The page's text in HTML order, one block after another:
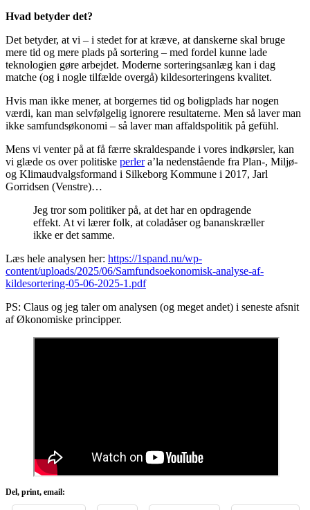
Hvad betyder det?
Det betyder, at vi – i stedet for at kræve, at danskerne skal bruge
mere tid og mere plads på sortering – med fordel kunne lade
teknologien gøre arbejdet. Moderne sorteringsanlæg kan i dag
matche (og i nogle tilfælde overgå) kildesorteringens kvalitet.
Hvis man ikke mener, at borgernes tid og boligplads har nogen
værdi, kan man selvfølgelig ignorere resultaterne. Men så laver man
ikke samfundsøkonomi – så laver man affaldspolitik på gefühl.
Mens vi venter på at få færre skraldespande i vores indkørsler, kan
vi glæde os over politiske perlera’la nedenstående fra Plan-, Miljø-
og Klimaudvalgsformand i Silkeborg Kommune i 2017, Jarl
Gorridsen (Venstre)…
Jeg tror som politiker på, at det har en opdragende
effekt. At vi lærer folk, at coladåser og bananskræller
ikke er det samme.
Læs hele analysen her: https://1spand.nu/wp-
content/uploads/2025/06/Samfundsoekonomisk-analyse-af-
kildesortering-05-06-2025-1.pdf
PS: Claus og jeg taler om analysen (og meget andet) i seneste afsnit
af Økonomiske principper.
Del, print, email: